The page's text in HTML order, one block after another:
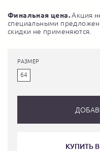
Финальная цена.Акция
специальными
скидки не применяются.
РАЗМЕР
64
КУПИТЬ